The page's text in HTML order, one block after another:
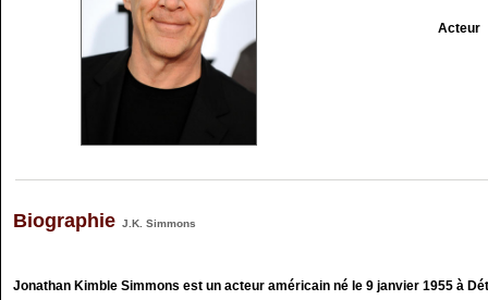
Acteur
Biographie J.K. Simmons
Jonathan Kimble Simmons est un acteur américain né le 9 janvier 1955 à